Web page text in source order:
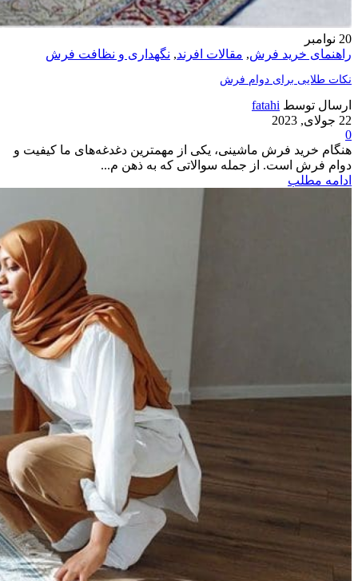
20 نوامبر
راهنمای خرید فرش, مقالات افرند, نگهداری و نظافت فرش
نکات طلایی برای دوام فرش
ارسال توسط fatahi
22 جولای, 2023
0
هنگام خرید فرش ماشینی، یکی از مهمترین دغدغه‌های ما کیفیت و
دوام فرش است. از جمله سوالاتی که به ذهن م...
ادامه مطلب